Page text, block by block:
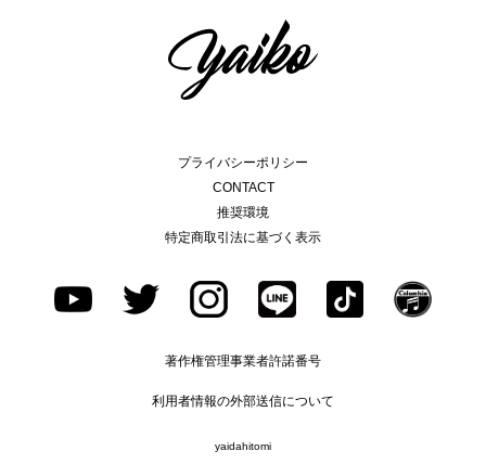
プライバシーポリシー
CONTACT
推奨環境
特定商取引法に基づく表示
著作権管理事業者許諾番号
利用者情報の外部送信について
yaidahitomi